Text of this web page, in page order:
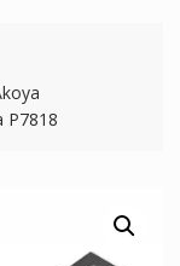
P7818